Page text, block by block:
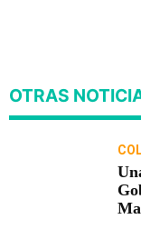
OTRAS